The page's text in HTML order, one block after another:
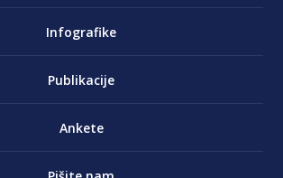
Infografike
Publikacije
Ankete